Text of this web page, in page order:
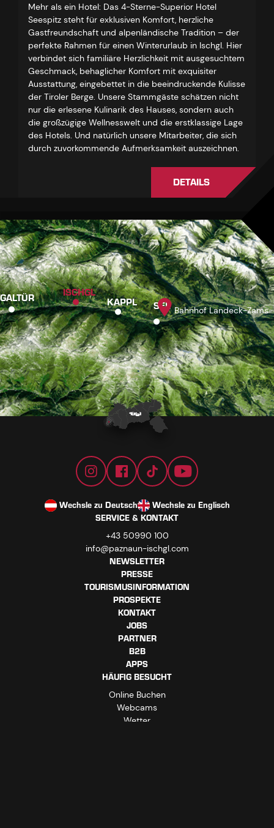
Mehr als ein Hotel: Das 4-Sterne-Superior Hotel
Seespitz steht für exklusiven Komfort, herzliche
Gastfreundschaft und alpenländische Tradition – der
perfekte Rahmen für einen Winterurlaub in Ischgl. Hier
verbindet sich familiäre Herzlichkeit mit ausgesuchtem
Geschmack, behaglicher Komfort mit exquisiter
Ausstattung, eingebettet in die beeindruckende Kulisse
der Tiroler Berge. Unsere Stammgäste schätzen nicht
nur die erlesene Kulinarik des Hauses, sondern auch
die großzügige Wellnesswelt und die erstklassige Lage
des Hotels. Und natürlich unsere Mitarbeiter, die sich
durch zuvorkommende Aufmerksamkeit auszeichnen.
DETAILS
GALTÜR ISCHGL
KAPPL SEE Bahnhof Landeck-Zams
Wechsle zu Deutsch
Wechsle zu Englisch
SERVICE & KONTAKT
+43 50990 100
info@paznaun-ischgl.com
NEWSLETTER
PRESSE
TOURISMUSINFORMATION
PROSPEKTE
KONTAKT
JOBS
PARTNER
B2B
APPS
HÄUFIG BESUCHT
Online Buchen
Webcams
Wetter